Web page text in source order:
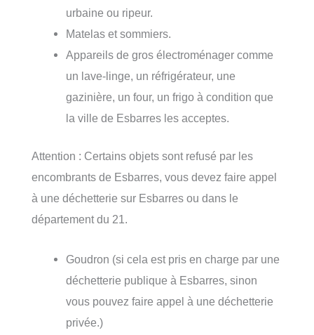
urbaine ou ripeur.
Matelas et sommiers.
Appareils de gros électroménager comme
un lave-linge, un réfrigérateur, une
gazinière, un four, un frigo à condition que
la ville de Esbarres les acceptes.
Attention : Certains objets sont refusé par les
encombrants de Esbarres, vous devez faire appel
à une déchetterie sur Esbarres ou dans le
département du 21.
Goudron (si cela est pris en charge par une
déchetterie publique à Esbarres, sinon
vous pouvez faire appel à une déchetterie
privée.)